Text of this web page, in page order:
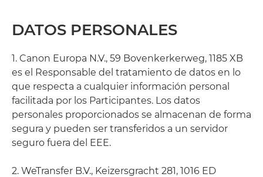
DATOS PERSONALES
1. Canon Europa N.V., 59 Bovenkerkerweg, 1185 XB
es el Responsable del tratamiento de datos en lo
que respecta a cualquier información personal
facilitada por los Participantes. Los datos
personales proporcionados se almacenan de forma
segura y pueden ser transferidos a un servidor
seguro fuera del EEE.
2. WeTransfer B.V., Keizersgracht 281, 1016 ED